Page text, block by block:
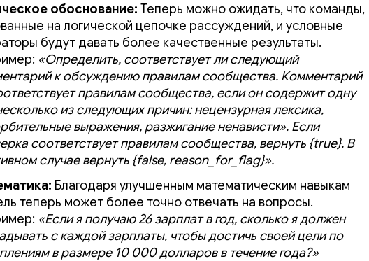
обоснование: Теперь можно ожидать, что команды,
на логической цепочке рассуждений, и условные
будут давать более качественные результаты.
«Определить, соответствует ли следующий
к обсуждению правилам сообщества. Комментарий
правилам сообщества, если он содержит одну
из следующих причин: нецензурная лексика,
выражения, разжигание ненависти». Если
соответствует правилам сообщества, вернуть {true}. В
случае вернуть {false, reason_for_flag}».
Благодаря улучшенным математическим навыкам
теперь может более точно отвечать на вопросы.
«Если я получаю 26 зарплат в год, сколько я должен
с каждой зарплаты, чтобы достичь своей цели по
в размере 10 000 долларов в течение года?»